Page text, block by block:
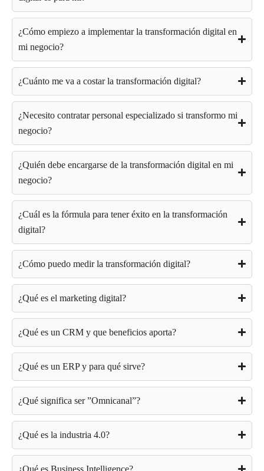
¿Cómo empiezo a implementar la transformación digital en
mi negocio?
¿Cuánto me va a costar la transformación digital?
¿Necesito contratar personal especializado si transformo mi
negocio?
¿Quién debe encargarse de la transformación digital en mi
negocio?
¿Cuál es la fórmula para tener éxito en la transformación
digital?
¿Cómo puedo medir la transformación digital?
¿Qué es el marketing digital?
¿Qué es un CRM y que beneficios aporta?
¿Qué es un ERP y para qué sirve?
¿Qué significa ser ”Omnicanal”?
¿Qué es la industria 4.0?
¿Qué es Business Intelligence?